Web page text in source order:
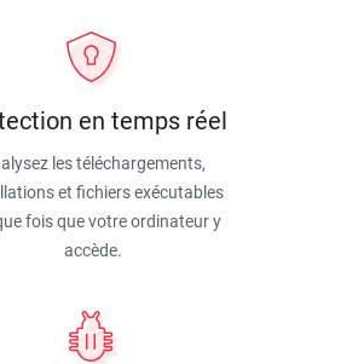
en temps réel
les téléchargements,
et fichiers exécutables
fois que votre ordinateur y
accède.